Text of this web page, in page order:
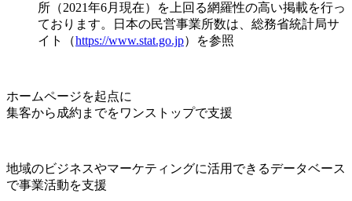
所（2021年6月現在）を上回る網羅性の高い掲載を行っ
ております。日本の民営事業所数は、総務省統計局サ
イト（https://www.stat.go.jp）を参照
ホームページを起点に
集客から成約までをワンストップで支援
地域のビジネスやマーケティングに活用できるデータベース
で事業活動を支援